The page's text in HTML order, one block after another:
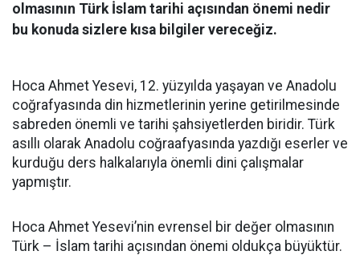
olmasının Türk İslam tarihi açısından önemi nedir
bu konuda sizlere kısa bilgiler vereceğiz.
Hoca Ahmet Yesevi, 12. yüzyılda yaşayan ve Anadolu
coğrafyasında din hizmetlerinin yerine getirilmesinde
sabreden önemli ve tarihi şahsiyetlerden biridir. Türk
asıllı olarak Anadolu coğraafyasında yazdığı eserler ve
kurduğu ders halkalarıyla önemli dini çalışmalar
yapmıştır.
Hoca Ahmet Yesevi’nin evrensel bir değer olmasının
Türk – İslam tarihi açısından önemi oldukça büyüktür.